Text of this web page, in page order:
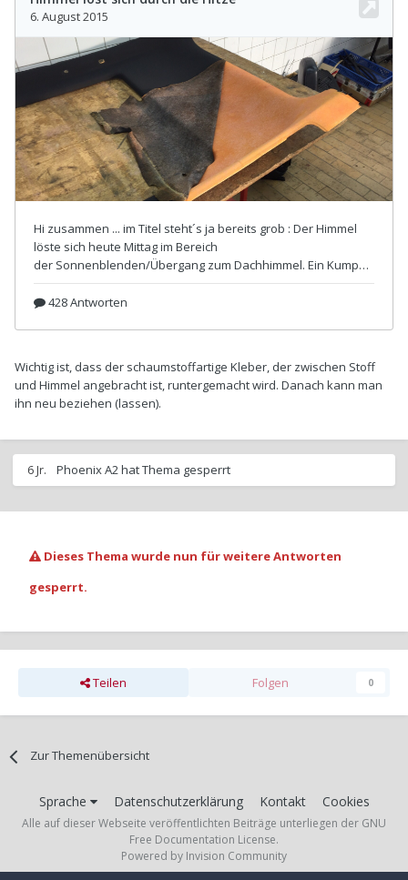
Wichtig ist, dass der schaumstoffartige Kleber, der zwischen Stoff
und Himmel angebracht ist, runtergemacht wird. Danach kann man
ihn neu beziehen (lassen).
6 Jr. Phoenix A2hat Thema gesperrt
Dieses Thema wurde nun für weitere Antworten
gesperrt.
Teilen Folgen 0
Zur Themenübersicht
Sprache Datenschutzerklärung Kontakt Cookies
Alle auf dieser Webseite veröffentlichten Beiträge unterliegen der GNU
Free Documentation License.
Powered by Invision Community